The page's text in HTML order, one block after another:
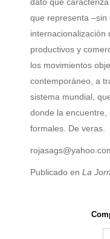
que representa –sin
internacionalización
productivos y
los movimientos
contemporáneo, a
sistema mundial,
donde la
formales. De veras.
Publicado en La